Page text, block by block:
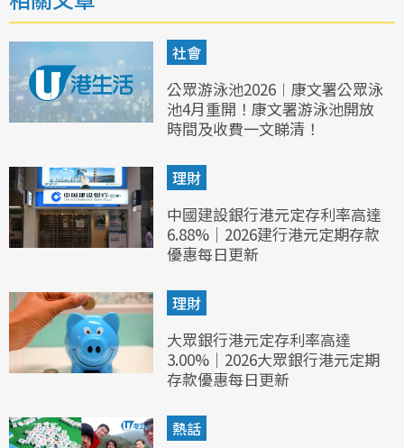
社會
公眾游泳池2026︱康文署公眾泳
池4月重開！康文署游泳池開放
時間及收費一文睇清！
理財
中國建設銀行港元定存利率高達
6.88%｜2026建行港元定期存款
優惠每日更新
理財
大眾銀行港元定存利率高達
3.00%｜2026大眾銀行港元定期
存款優惠每日更新
熱話